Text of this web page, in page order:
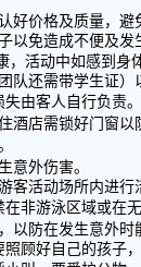
好价格及质量，避
以免造成不便及
，活动中如感到身
队还需带学生证
由客人自行负责。
酒店需锁好门窗以
意外伤害。
客活动场所内进
非游泳区域或在
以防在发生意外时
顾好自己的孩子